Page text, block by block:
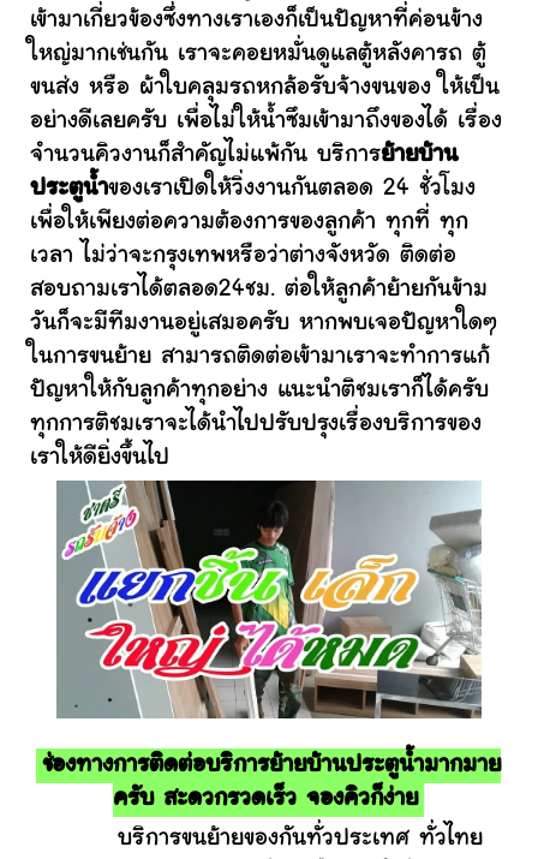
เข้ามาเกี่ยวข้องซึ่งทางเราเองก็เป็นปัญหาที่ค่อนข้าง
ใหญ่มากเช่นกัน เราจะคอยหมั่นดูแลตู้หลังคารถ ตู้
ขนส่ง หรือ ผ้าใบคลุมรถหกล้อรับจ้างขนของ ให้เป็น
อย่างดีเลยครับ เพื่อไม่ให้น้ำซึมเข้ามาถึงของได้ เรื่อง
จำนวนคิวงานก็สำคัญไม่แพ้กัน บริการย้ายบ้าน
ประตูน้ำของเราเปิดให้วิ่งงานกันตลอด 24 ชั่วโมง
เพื่อให้เพียงต่อความต้องการของลูกค้า ทุกที่ ทุก
เวลา ไม่ว่าจะกรุงเทพหรือว่าต่างจังหวัด ติดต่อ
สอบถามเราได้ตลอด24ชม. ต่อให้ลูกค้าย้ายกันข้าม
วันก็จะมีทีมงานอยู่เสมอครับ หากพบเจอปัญหาใดๆ
ในการขนย้าย สามารถติดต่อเข้ามาเราจะทำการแก้
ปัญหาให้กับลูกค้าทุกอย่าง แนะนำติชมเราก็ได้ครับ
ทุกการติชมเราจะได้นำไปปรับปรุงเรื่องบริการของ
เราให้ดียิ่งขึ้นไป
ช่องทางการติดต่อบริการย้ายบ้านประตูน้ำมากมาย
ครับ สะดวกรวดเร็ว จองคิวก็ง่าย
บริการขนย้ายของกันทั่วประเทศ ทั่วไทย